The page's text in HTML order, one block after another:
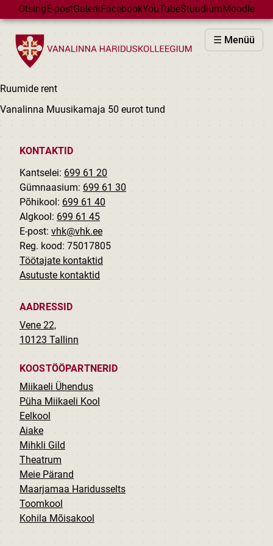
Skip to main content
OtsingE-postGaleriiFacebookYouTubeStuudiumMoodle
☰ Menüü
VHK
VASTUVÕTT
GÜMNAASIUM
MAJAD
SÜNDMUSED
KALENDER
Ruumide rent
Vanalinna Muusikamaja 50 eurot tund
KONTAKTID
Kantselei: 699 61 20
Gümnaasium: 699 61 30
Põhikool: 699 61 40
Algkool: 699 61 45
E-post: vhk@vhk.ee
Reg. kood: 75017805
Töötajate kontaktid
Asutuste kontaktid
AADRESSID
Vene 22,
10123 Tallinn
KOOSTÖÖPARTNERID
Miikaeli Ühendus
Püha Miikaeli Kool
Eelkool
Aiake
Mihkli Gild
Theatrum
Meie Pärand
Maarjamaa Haridusselts
Toomkool
Kohila Mõisakool